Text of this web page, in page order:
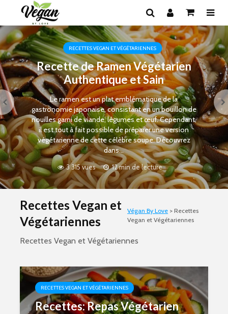
RECETTES VEGAN ET VÉGÉTARIENNES
Recette de Ramen Végétarien
Authentique et Sain
Le ramen est un plat emblématique de la
gastronomie japonaise, consistant en un bouillon de
nouilles garni de viande, légumes et œuf. Cependant,
il est tout à fait possible de préparer une version
végétarienne de cette célèbre soupe. Découvrez
dans...
3 315 vues 12 min de lecture
Recettes Vegan et
Végétariennes
Végan By Love >Recettes
Vegan et Végétariennes
Recettes Vegan et Végétariennes
RECETTES VEGAN ET VÉGÉTARIENNES
Recettes: Repas Végétarien